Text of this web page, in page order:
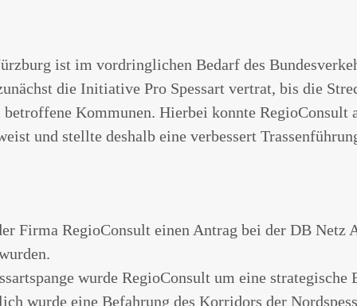
ist im vordringlichen Bedarf des
die Initiative Pro Spessart vertrat, bis die
Kommunen. Hierbei konnte RegioConsult
und stellte deshalb eine verbessert
Firma RegioConsult einen Antrag bei der DB Netz
wurde RegioConsult um eine
wurde eine Befahrung des Korridors der